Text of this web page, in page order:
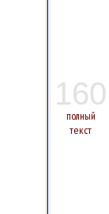
160
полный
текст